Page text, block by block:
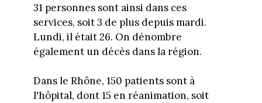
31 personnes sont ainsi dans ces
services, soit 3 de plus depuis mardi.
Lundi, il était 26. On dénombre
également un décès dans la région.
Dans le Rhône, 150 patients sont à
l'hôpital, dont 15 en réanimation, soit